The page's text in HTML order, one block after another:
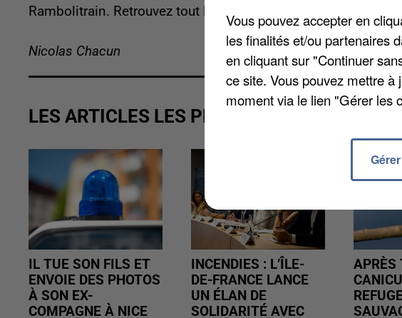
Rambolitrain. Retrouvez tout le programme sur
Nicolas Chacun
LES ARTICLES LES PLUS VUS
IL TUE SON FILS ET
ENVOIE DES PHOTOS
À SON EX-
COMPAGNE À NICE
INCENDIES : L’ÎLE-
DE-FRANCE LANCE
UN ÉLAN DE
SOLIDARITÉ AVEC
APRÈS
Vous pouvez accepter en
les finalités et/ou partenaires
en cliquant sur "Continuer
ce site. Vous pouvez mettre
moment via le lien "Gérer les